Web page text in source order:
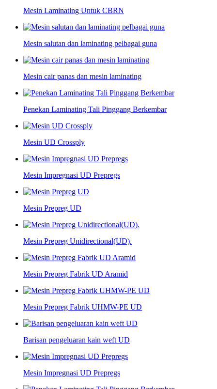
Mesin Laminating Untuk CBRN
Mesin salutan dan laminating pelbagai guna
Mesin cair panas dan mesin laminating
Penekan Laminating Tali Pinggang Berkembar
Mesin UD Crossply
Mesin Impregnasi UD Prepregs
Mesin Prepreg UD
Mesin Prepreg Unidirectional(UD).
Mesin Prepreg Fabrik UD Aramid
Mesin Prepreg Fabrik UHMW-PE UD
Barisan pengeluaran kain weft UD
Mesin Impregnasi UD Prepregs